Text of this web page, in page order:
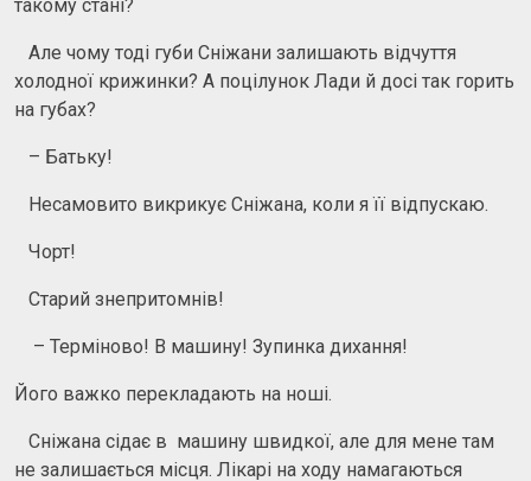
такому стані?
Але чому тоді губи Сніжани залишають відчуття
холодної крижинки? А поцілунок Лади й досі так горить
на губах?
– Батьку!
Несамовито викрикує Сніжана, коли я її відпускаю.
Чорт!
Старий знепритомнів!
– Терміново! В машину! Зупинка дихання!
Його важко перекладають на ноші.
Сніжана сідає в машину швидкої, але для мене там
не залишається місця. Лікарі на ходу намагаються